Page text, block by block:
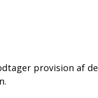
provision af de